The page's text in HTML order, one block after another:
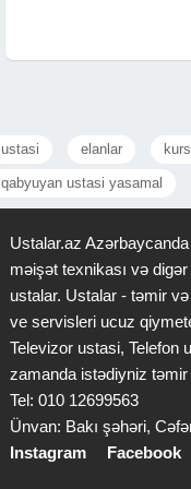
memarlıq
ustasi elanlar
qabyuyan ustasi yasamal
Ustalar.az
məişət texnikası və
ustalar. Ustalar - təmir
ve servisleri ucuz
Televizor ustasi, Telefon
zamanda istədiyniz
Tel: 010 12699563
Ünvan: Bakı şəhəri,
Instagram
Facebook